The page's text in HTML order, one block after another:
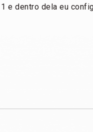
e dentro dela eu